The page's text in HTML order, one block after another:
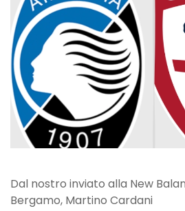
vittoria
importante,
spero
vincere
la
Coppa
d’Africa”
Dal nostro inviato alla New
Bergamo, Martino Cardani